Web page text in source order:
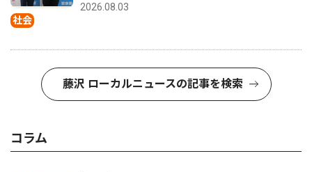
社会
2026.08.03
藤沢 ローカルニュースの記事を検索
コラム